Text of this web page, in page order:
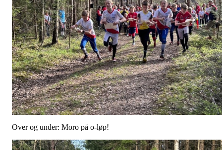
Over og under: Moro på o-løp!